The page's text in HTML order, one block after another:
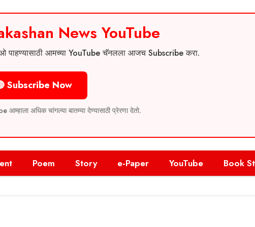
News YouTube
पाहण्यासाठी आमच्या YouTube चॅनलला आजच Subscribe करा.
Subscribe Now
अधिक चांगल्या बातम्या देण्यासाठी प्रेरणा देतो.
Poem Story e-Paper YouTube Book